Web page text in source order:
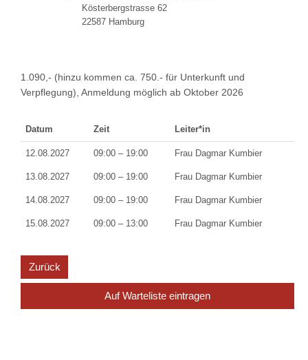
Kösterbergstrasse 62
22587 Hamburg
1.090,- (hinzu kommen ca. 750.- für Unterkunft und
Verpflegung), Anmeldung möglich ab Oktober 2026
Datum Zeit Leiter*in
12.08.2027 09:00 – 19:00 Frau Dagmar Kumbier
13.08.2027 09:00 – 19:00 Frau Dagmar Kumbier
14.08.2027 09:00 – 19:00 Frau Dagmar Kumbier
15.08.2027 09:00 – 13:00 Frau Dagmar Kumbier
Zurück
Auf Warteliste eintragen